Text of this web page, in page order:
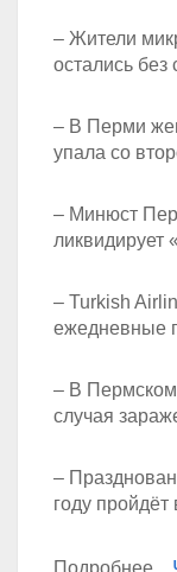
– Жители
остались без
– В Перми
упала со
– Минюст
ликвидирует
– Turkish
ежедневные
– В
случая
–
году
Подробнее...